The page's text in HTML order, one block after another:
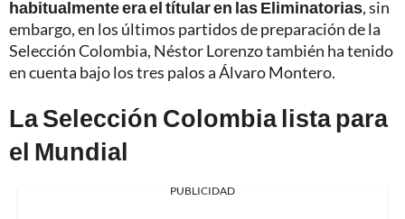
habitualmente era el títular en las Eliminatorias, sin
embargo, en los últimos partidos de preparación de la
Selección Colombia, Néstor Lorenzo también ha tenido
en cuenta bajo los tres palos a Álvaro Montero.
La Selección Colombia lista para
el Mundial
PUBLICIDAD